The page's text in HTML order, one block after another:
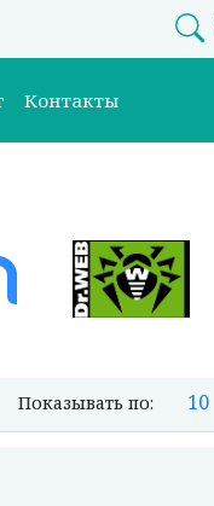
Контакты
Показывать по: 10